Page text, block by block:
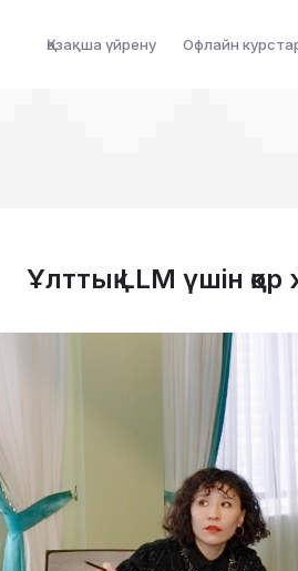
Қазақша үйрену Офлайн
Ұлттық LLM үшін